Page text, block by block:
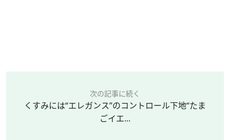
次の記事に続く
くすみには“エレガンス”のコントロール下地“たま
ごイエ...